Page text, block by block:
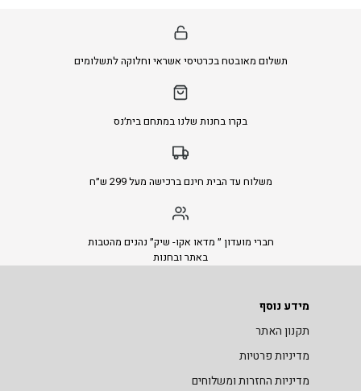
תשלום מאובטח בכרטיסי אשראי וחלוקה לתשלומים
בקרו בחנות שלנו במתחם בית׳נס
משלוח עד הבית חינם ברכישה מעל 299 ש״ח
חברי מועדון ״ מדאו אקו- שיק״ נהנים מהטבות
באתר ובחנות
מידע נוסף
תקנון האתר
מדיניות פרטיות
מדיניות החזרות ומשלוחים